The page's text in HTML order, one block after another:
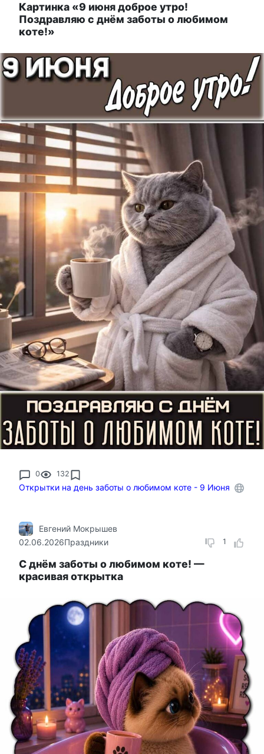
Картинка «9 июня доброе утро!
Поздравляю с днём заботы о любимом
коте!»
0 132
Открытки на день заботы о любимом коте - 9 Июня
1
Евгений Мокрышев
02.06.2026Праздники
С днём заботы о любимом коте! —
красивая открытка